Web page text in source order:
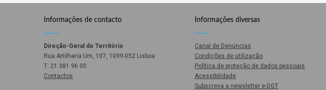
Informações de contacto
Direção-Geral do Território
Rua Artilharia Um, 107, 1099-052 Lisboa
T: 21 381 96 00
Contactos
Informações diversas
Canal de Denúncias
Condições de utilização
Política de proteção de dados pessoais
Acessibilidade
Subscreva a newsletter e-DGT